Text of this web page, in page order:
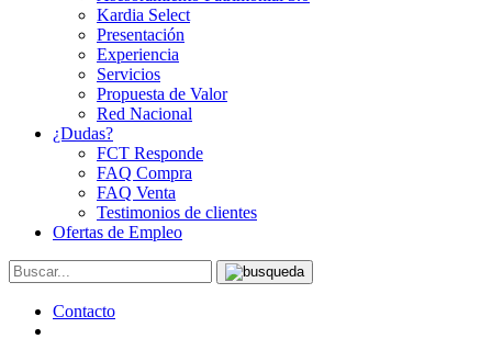
Kardia Select
Presentación
Experiencia
Servicios
Propuesta de Valor
Red Nacional
¿Dudas?
FCT Responde
FAQ Compra
FAQ Venta
Testimonios de clientes
Ofertas de Empleo
Contacto